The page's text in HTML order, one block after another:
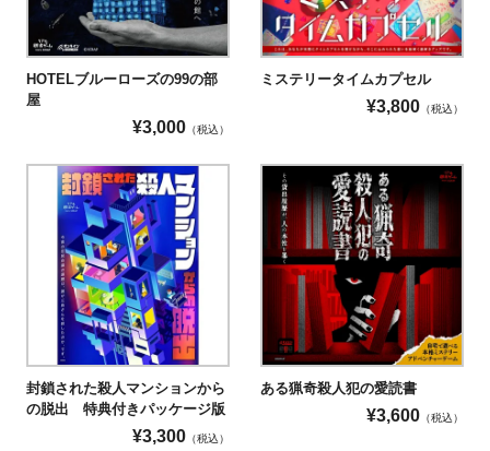
HOTELブルーローズの99の部
屋
¥3,000 （税込）
ミステリータイムカプセル
¥3,800 （税込）
封鎖された殺人マンションから
の脱出 特典付きパッケージ版
¥3,300 （税込）
ある猟奇殺人犯の愛読書
¥3,600 （税込）